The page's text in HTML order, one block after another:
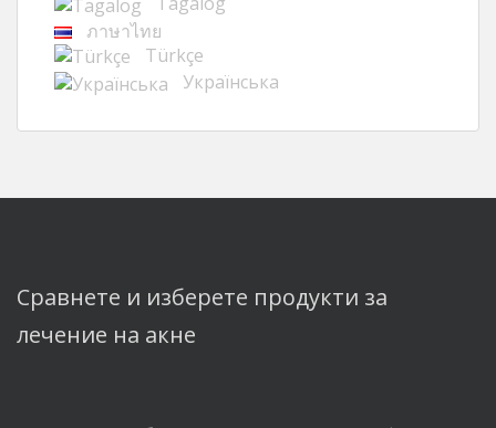
ภาษาไทย
Türkçe
Українська
Сравнете и изберете продукти за
лечение на акне